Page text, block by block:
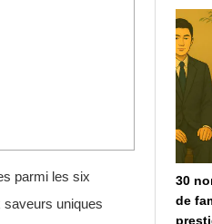
parmi les six
saveurs uniques
30
de